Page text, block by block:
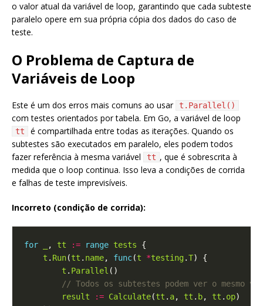
o valor atual da variável de loop, garantindo que cada subteste
paralelo opere em sua própria cópia dos dados do caso de
teste.
O Problema de Captura de
Variáveis de Loop
Este é um dos erros mais comuns ao usar t.Parallel()
com testes orientados por tabela. Em Go, a variável de loop
tt
é compartilhada entre todas as iterações. Quando os
subtestes são executados em paralelo, eles podem todos
fazer referência à mesma variável
tt , que é sobrescrita à
medida que o loop continua. Isso leva a condições de corrida
e falhas de teste imprevisíveis.
Incorreto (condição de corrida):
for , tt := range tests
t . Run(tt . name, func(t *testing.T
t . Parallel
result := Calculate(tt . a, tt . b, tt . op